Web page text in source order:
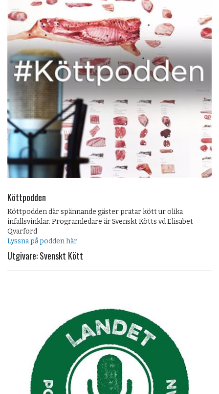
Köttpodden
Köttpodden där spännande gäster pratar kött ur olika
infallsvinklar. Programledare är Svenskt Kötts vd Elisabet
Qvarford
Lyssna på podden här
Utgivare: Svenskt Kött